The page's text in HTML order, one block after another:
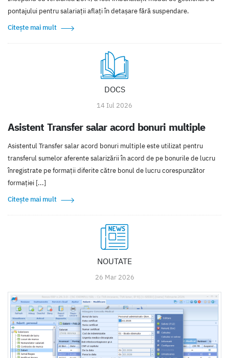
pontajului pentru salariații aflați în detașare fără suspendare.
Citește mai mult
DOCS
14 Iul 2026
Asistent Transfer salar acord bonuri multiple
Asistentul Transfer salar acord bonuri multiple este utilizat pentru
transferul sumelor aferente salarizării în acord de pe bonurile de lucru
înregistrate pe formații diferite către bonul de lucru corespunzător
formației [...]
Citește mai mult
NOUTATE
26 Mar 2026